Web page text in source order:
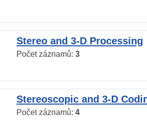
Stereo and 3-D Processing
Počet záznamů: 3
Stereoscopic and 3-D
Počet záznamů: 4